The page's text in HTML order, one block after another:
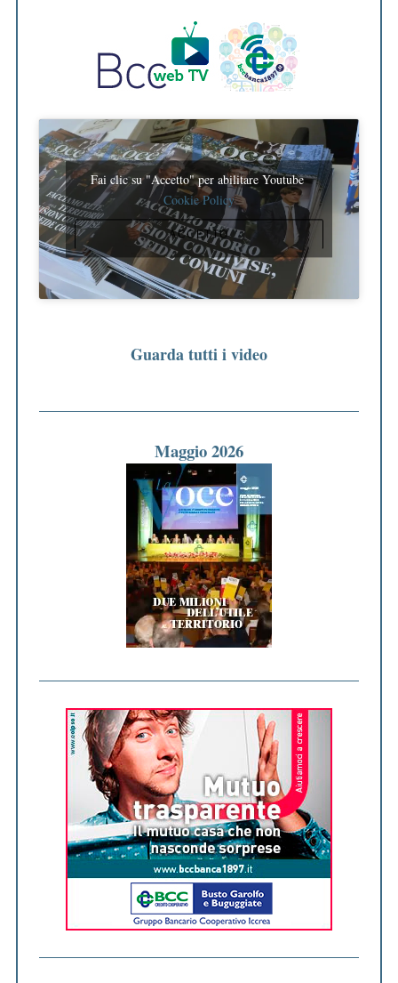
Fai clic su "Accetto" per abilitare Youtube
Cookie Policy
ACCETTO
Guarda tutti i video
Maggio 2026